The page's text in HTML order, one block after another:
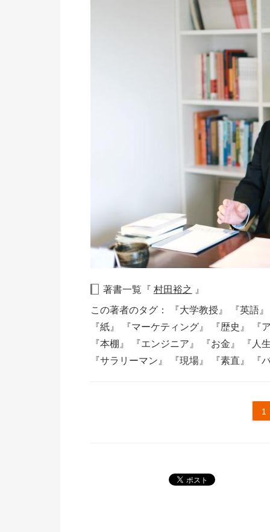
著書一覧『 村田裕之 』
この著者のタグ：
『大学教授』
『英語
『紙』
『マーケティング』 『歴史』
『
『本棚』
『エンジニア』 『お金』
『人
『サラリーマン』
『現場』 『素直』 『
1